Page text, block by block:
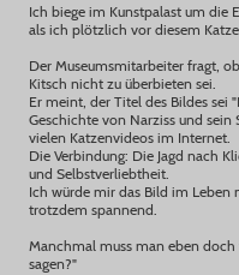
Ich biege im Kunstpalast um die
als ich plötzlich vor diesem
Der Museumsmitarbeiter fragt,
Kitsch nicht zu überbieten sei.
Er meint, der Titel des Bildes sei
Geschichte von Narziss und
vielen Katzenvideos im Internet.
Die Verbindung: Die Jagd nach
und Selbstverliebtheit.
Ich würde mir das Bild im
trotzdem spannend.
Manchmal muss man eben
sagen?"